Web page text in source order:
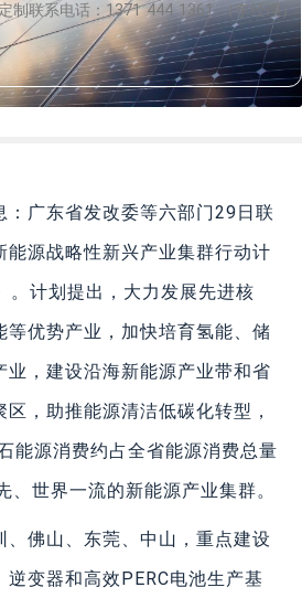
制联系电话：1371 444 1361 （李经理）
：广东省发改委等六部门29日联
能源战略性新兴产业集群行动计
计划提出，大力发展先进核
等优势产业，加快培育氢能、储
业，建设沿海新能源产业带和省
，助推能源清洁低碳化转型，
能源消费约占全省能源消费总量
、世界一流的新能源产业集群。
、佛山、东莞、中山，重点建设
变器和高效PERC电池生产基